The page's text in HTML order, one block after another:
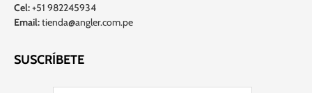
Cel:+51 982245934
Email:tienda@angler.com.pe
SUSCRÍBETE